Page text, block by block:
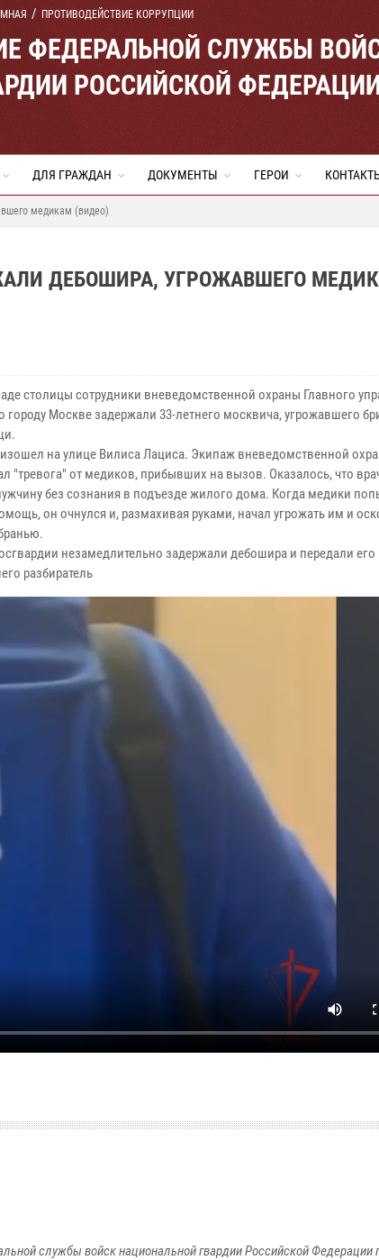
ПРОТИВОДЕЙСТВИЕ КОРРУПЦИИ
ФЕДЕРАЛЬНОЙ СЛУЖБЫ
РОССИЙСКОЙ
ДЛЯ ГРАЖДАН ДОКУМЕНТЫ ГЕРОИ
медикам (видео)
ДЕБОШИРА, УГРОЖАВШЕГО
столицы сотрудники вневедомственной охраны Главного
городу Москве задержали 33-летнего москвича, угрожавшего
на улице Вилиса Лациса. Экипаж вневедомственной
"тревога" от медиков, прибывших на вызов. Оказалось, что
без сознания в подъезде жилого дома. Когда медики
он очнулся и, размахивая руками, начал угрожать им и
незамедлительно задержали дебошира и передали
разбиратель
службы войск национальной гвардии Российской Федерации